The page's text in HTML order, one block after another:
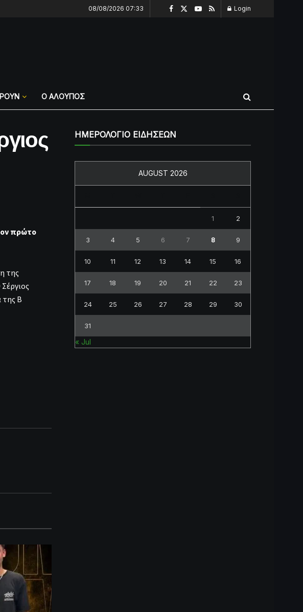
08/08/2026 07:33 Login
Ο ΑΛΟΥΠΟΣ
πρώτο
της
της Β
ΗΜΕΡΟΛΟΓΙΟ ΕΙΔΗΣΕΩΝ
AUGUST 2026
1 2
3 4 5 6 7 8 9
10 11 12 13 14 15 16
17 18 19 20 21 22 23
24 25 26 27 28 29 30
31
« Jul